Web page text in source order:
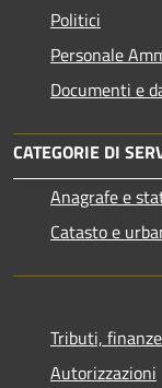
Politici
Personale
Documenti e
CATEGORIE DI
Anagrafe e
Catasto e
Tributi,
Autorizzazioni